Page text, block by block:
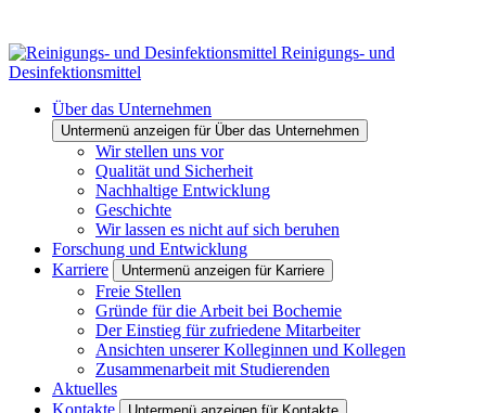
Reinigungs- und
Desinfektionsmittel
Über das Unternehmen
Untermenü anzeigen für Über das Unternehmen
Wir stellen uns vor
Qualität und Sicherheit
Nachhaltige Entwicklung
Geschichte
Wir lassen es nicht auf sich beruhen
Forschung und Entwicklung
Karriere
Untermenü anzeigen für Karriere
Freie Stellen
Gründe für die Arbeit bei Bochemie
Der Einstieg für zufriedene Mitarbeiter
Ansichten unserer Kolleginnen und Kollegen
Zusammenarbeit mit Studierenden
Aktuelles
Kontakte